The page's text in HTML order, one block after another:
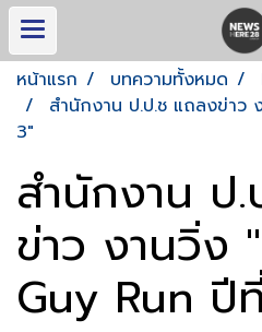
หน้าแรก บทความทั้งหมด
สำนักงาน ป.ป.ช แถลงข่าว
3"
สำนักงาน ป
ข่าว งานวิ่ง
Guy Run ปี